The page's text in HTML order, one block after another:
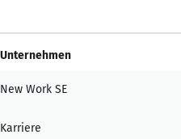
Unternehmen
New Work SE
Karriere